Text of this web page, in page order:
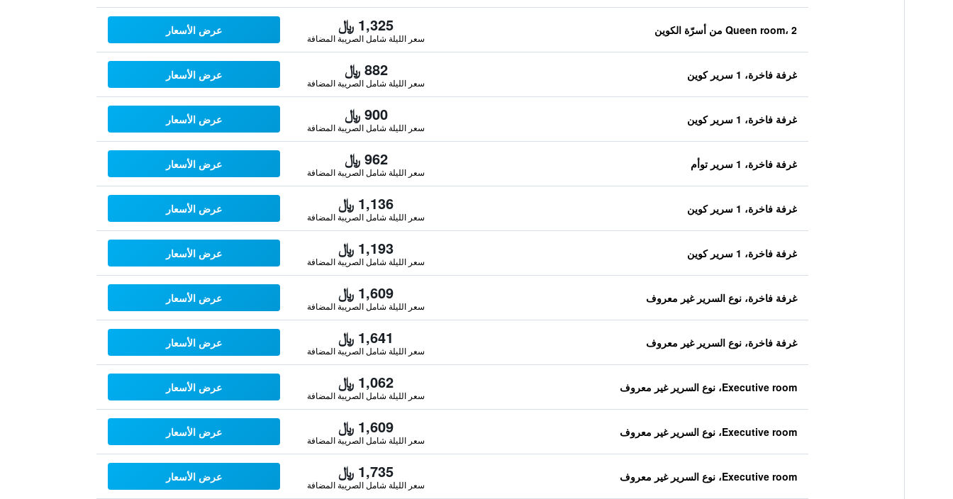
Queen room، 2 من أسرّة الكوين 1,325 ﷼
سعر الليلة شامل الصريبة المضافة
عرض الأسعار
غرفة فاخرة، 1 سرير كوين 882 ﷼
سعر الليلة شامل الصريبة المضافة
عرض الأسعار
غرفة فاخرة، 1 سرير كوين 900 ﷼
سعر الليلة شامل الصريبة المضافة
عرض الأسعار
غرفة فاخرة، 1 سرير توأم 962 ﷼
سعر الليلة شامل الصريبة المضافة
عرض الأسعار
غرفة فاخرة، 1 سرير كوين 1,136 ﷼
سعر الليلة شامل الصريبة المضافة
عرض الأسعار
غرفة فاخرة، 1 سرير كوين 1,193 ﷼
سعر الليلة شامل الصريبة المضافة
عرض الأسعار
غرفة فاخرة، نوع السرير غير معروف 1,609 ﷼
سعر الليلة شامل الصريبة المضافة
عرض الأسعار
غرفة فاخرة، نوع السرير غير معروف 1,641 ﷼
سعر الليلة شامل الصريبة المضافة
عرض الأسعار
Executive room، نوع السرير غير معروف 1,062 ﷼
سعر الليلة شامل الصريبة المضافة
عرض الأسعار
Executive room، نوع السرير غير معروف 1,609 ﷼
سعر الليلة شامل الصريبة المضافة
عرض الأسعار
Executive room، نوع السرير غير معروف 1,735 ﷼
سعر الليلة شامل الصريبة المضافة
عرض الأسعار